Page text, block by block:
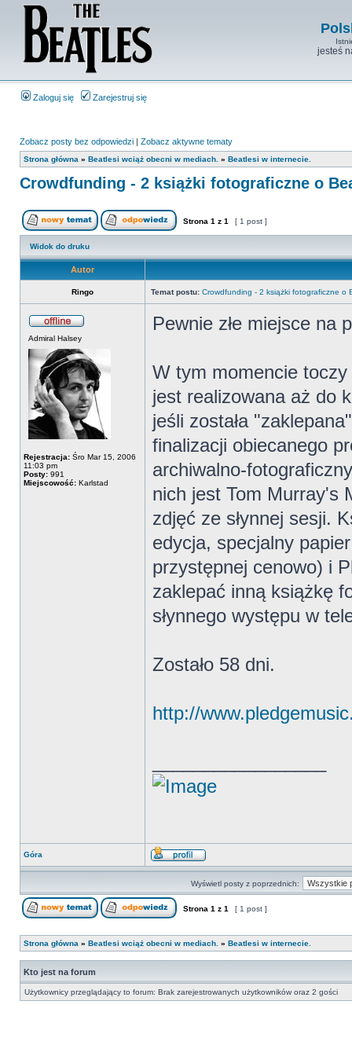
jesteś
Zaloguj się Zarejestruj się
Zobacz posty bez odpowiedzi | Zobacz aktywne tematy
Strona główna » Beatlesi wciąż obecni w mediach. » Beatlesi w internecie.
Crowdfunding - 2 książki fotograficzne o
Strona 1 z 1 [ 1 post ]
Widok do druku
Autor
Ringo Temat postu: Crowdfunding - 2 książki fotograficzne o
Admiral Halsey
Rejestracja: Śro Mar 15, 2006
11:03 pm
Posty: 991
Miejscowość: Karlstad
Pewnie złe miejsce na
W tym momencie toczy
jest realizowana aż do
jeśli została
finalizacji obiecanego
archiwalno-
nich jest Tom Murray's
zdjęć ze słynnej sesji.
edycja, specjalny
przystępnej cenowo) i
zaklepać inną książkę
słynnego występu w
Zostało 58 dni.
http://
Góra
Wyświetl posty z poprzednich:
Strona 1 z 1 [ 1 post ]
Strona główna » Beatlesi wciąż obecni w mediach. » Beatlesi w internecie.
Kto jest na forum
Użytkownicy przeglądający to forum: Brak zarejestrowanych użytkowników oraz 2 gości